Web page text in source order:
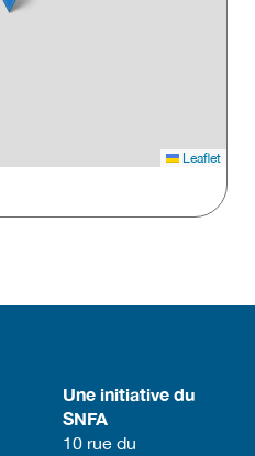
Leaflet
Une initiative du
SNFA
​10 rue du